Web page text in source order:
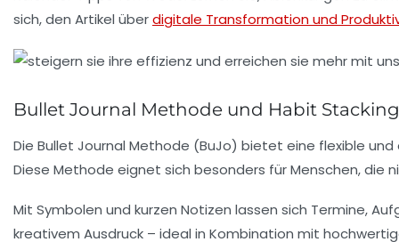
sich, den Artikel überdigitale Transformation und
Bullet Journal Methode und Habit
Die Bullet Journal Methode (BuJo) bietet eine flexible
Diese Methode eignet sich besonders für Menschen,
Mit Symbolen und kurzen Notizen lassen sich Termine,
kreativem Ausdruck – ideal in Kombination mit